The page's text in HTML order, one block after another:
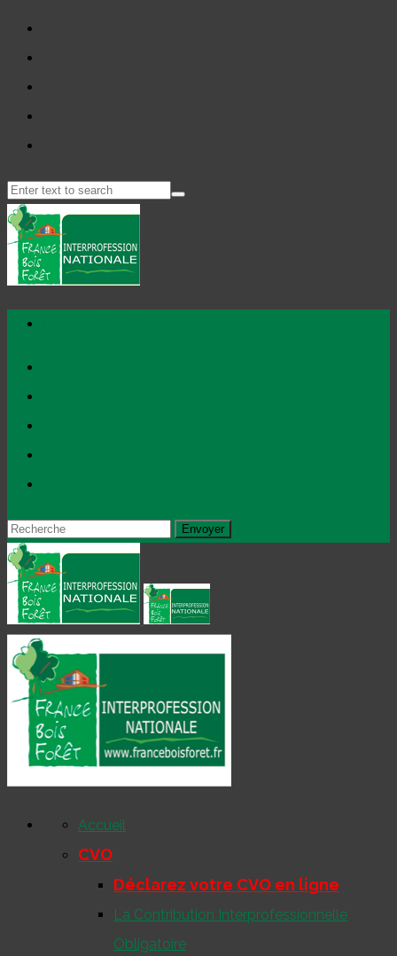
Envoyer
Accueil
CVO
Déclarez votre CVO en ligne
La Contribution Interprofessionnelle
Obligatoire